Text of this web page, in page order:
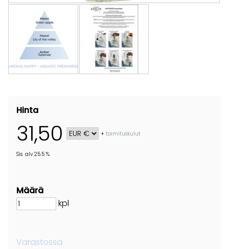
Hinta
31,50 +toimituskulut
Sis. alv 25.5 %
Määrä
kpl
Varastossa